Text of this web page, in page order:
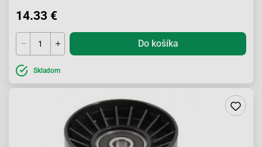
14.33 €
Do košíka
Skladom